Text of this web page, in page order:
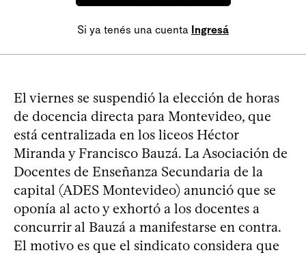
Si ya tenés una cuenta Ingresá
El viernes se suspendió la elección de horas
de docencia directa para Montevideo, que
está centralizada en los liceos Héctor
Miranda y Francisco Bauzá. La Asociación de
Docentes de Enseñanza Secundaria de la
capital (ADES Montevideo) anunció que se
oponía al acto y exhortó a los docentes a
concurrir al Bauzá a manifestarse en contra.
El motivo es que el sindicato considera que